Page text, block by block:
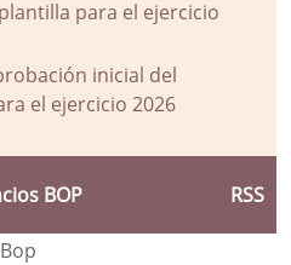
para el ejercicio
inicial del
el ejercicio 2026
BOP RSS